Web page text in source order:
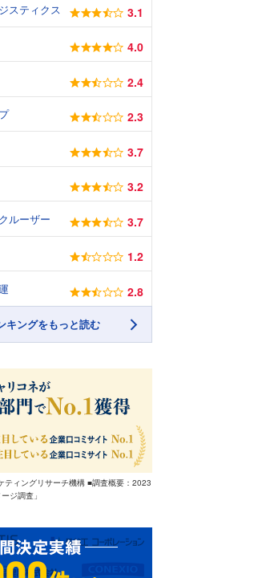
スティクス 3.1
4.0
2.4
2.3
3.7
3.2
ルーザー 3.7
1.2
2.8
キングをもっと読む
ティングリサーチ機構 ■調査概要：2023
ジ調査」